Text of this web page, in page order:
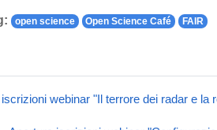
open science Open Science Café FAIR
webinar "Il terrore dei radar e la